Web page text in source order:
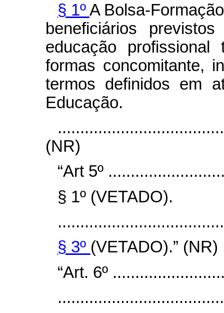
§ 1ºA Bolsa-
beneficiários
educação
formas concomitante,
termos definidos em
Educação.
(NR)
“Art 5º
§ 1º (VETADO).
§ 3º (VETADO).” (NR)
“Art. 6º